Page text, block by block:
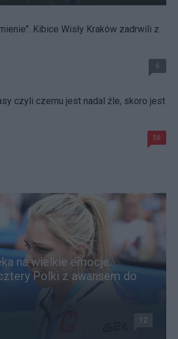
Kibice Wisły Kraków zadrwili z
6
czyli czemu jest nadal źle, skoro jest
56
na wielkie emocje.
Polki z awansem do
12